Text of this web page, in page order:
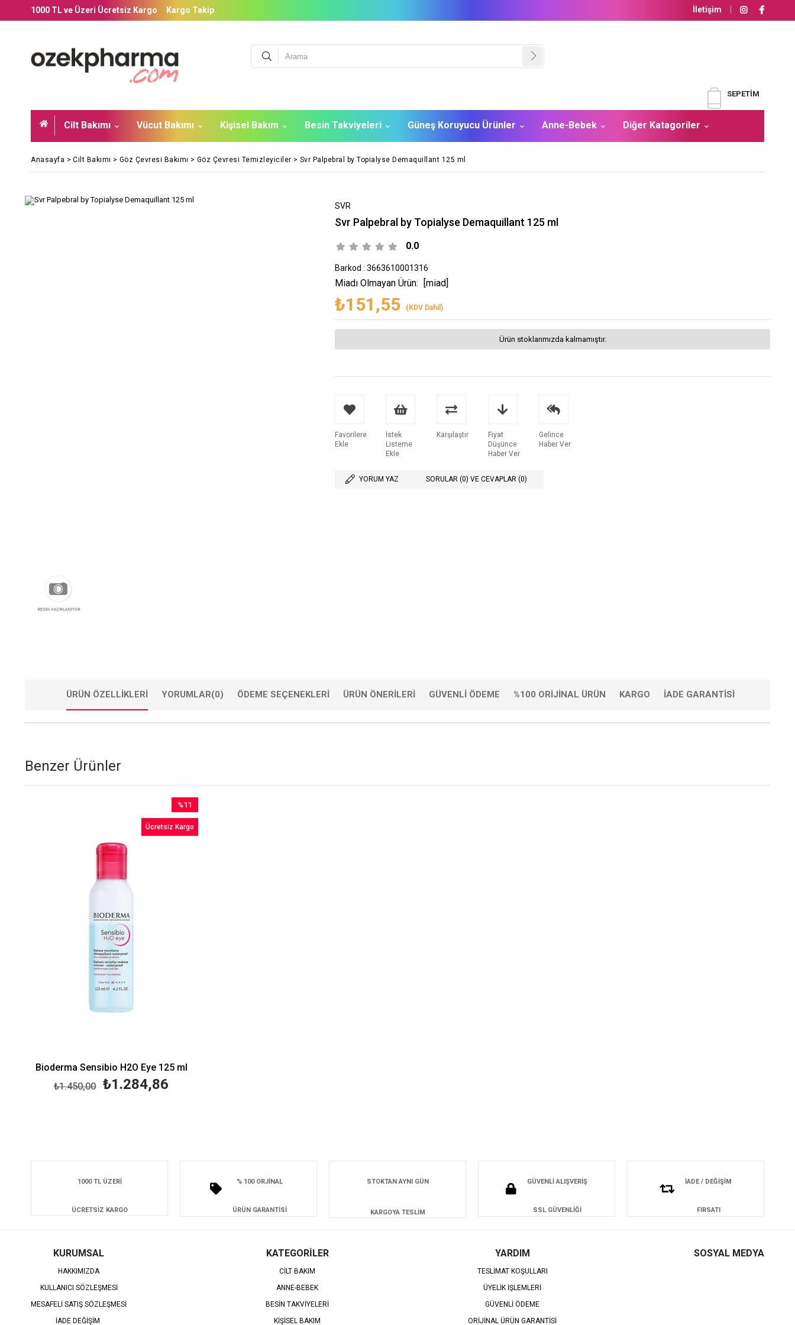
1000 TL ve Üzeri Ücretsiz Kargo Kargo Takip İletişim
SEPETIM
Cilt Bakımı Vücut Bakımı Kişisel Bakım Besin Takviyeleri Güneş Koruyucu Ürünler Anne-Bebek Diğer Katagoriler
Anasayfa > Cilt Bakımı > Göz Çevresi Bakımı > Göz Çevresi Temizleyiciler > Svr Palpebral by Topialyse Demaquillant 125 ml
SVR
Svr Palpebral by Topialyse Demaquillant 125 ml
0.0
Barkod : 3663610001316
₺151,55 (KDV Dahil)
Miadı Olmayan Ürün: [miad]
Ürün stoklarımızda kalmamıştır.
Favorilere
Ekle
İstek
Listeme
Ekle
Karşılaştır
Fiyat
Düşünce
Haber Ver
Gelince
Haber Ver
YORUM YAZ SORULAR (0) VE CEVAPLAR (0)
ÜRÜN ÖZELLIKLERI YORUMLAR(0) ÖDEME SEÇENEKLERI ÜRÜN ÖNERILERI GÜVENLI ÖDEME %100 ORIJINAL ÜRÜN KARGO İADE GARANTISI
Benzer Ürünler
Bioderma Sensibio H2O Eye 125 ml
₺1.284,86
₺1.450,00
%11
İndirim
%11İndirim
Ücretsiz Kargo
1000 TL ÜZERİ
ÜCRETSİZ KARGO
% 100 ORJİNAL
ÜRÜN GARANTİSİ
STOKTAN AYNI GÜN
KARGOYA TESLİM
GÜVENLİ ALIŞVERİŞ
SSL GÜVENLİĞİ
İADE / DEĞİŞİM
FIRSATI
KURUMSAL
HAKKIMIZDA
KULLANICI SÖZLEŞMESİ
MESAFELİ SATIŞ SÖZLEŞMESİ
İADE DEĞİŞİM
KATEGORİLER
CİLT BAKIM
ANNE-BEBEK
BESİN TAKVİYELERİ
KİŞİSEL BAKIM
YARDIM
TESLİMAT KOŞULLARI
ÜYELİK İŞLEMLERİ
GÜVENLİ ÖDEME
ORİJİNAL ÜRÜN GARANTİSİ
SOSYAL MEDYA